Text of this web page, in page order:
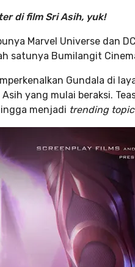
di film Sri Asih, yuk!
Marvel Universe dan
satunya Bumilangit
Gundala di
yang mulai beraksi.
menjadi trending